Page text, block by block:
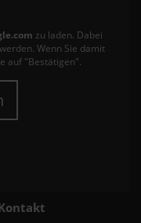
zu laden. Dabei
Wenn Sie damit
auf "Bestätigen".